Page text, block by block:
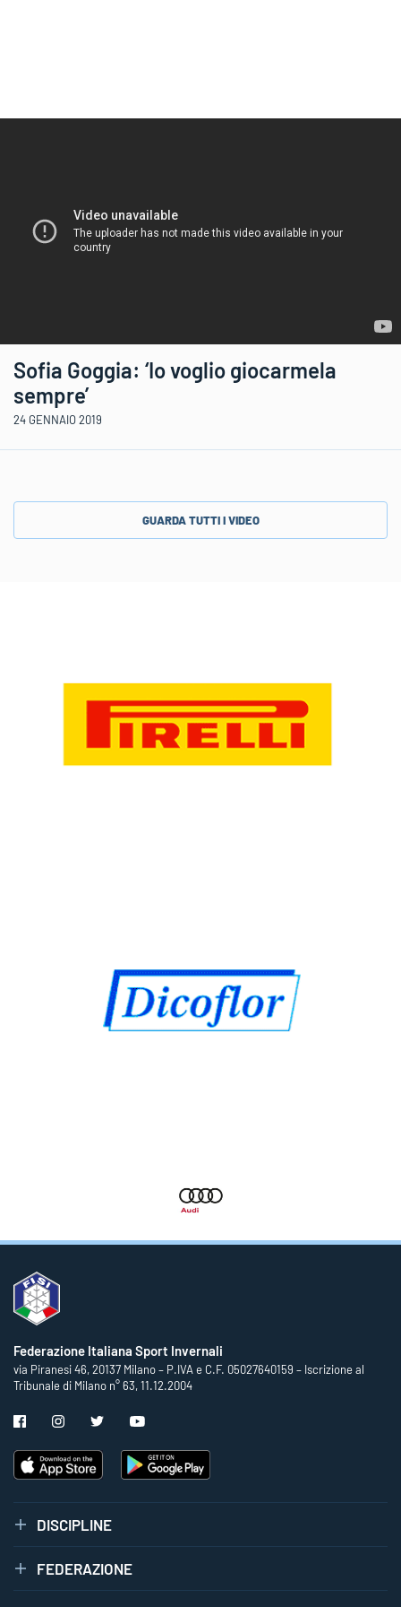
Sofia Goggia: ‘Io voglio giocarmela
sempre’
24 GENNAIO 2019
GUARDA TUTTI I VIDEO
Federazione Italiana Sport Invernali
via Piranesi 46, 20137 Milano – P.IVA e C.F. 05027640159 – Iscrizione al
Tribunale di Milano n° 63, 11.12.2004
DISCIPLINE
FEDERAZIONE